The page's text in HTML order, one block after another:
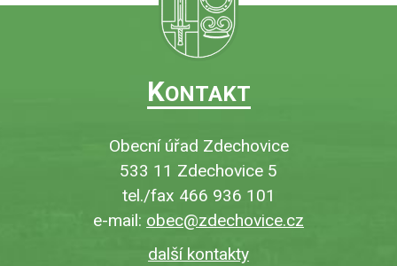
KONTAKT
Obecní úřad Zdechovice
533 11 Zdechovice 5
tel./fax 466 936 101
e-mail: obec@zdechovice.cz
další kontakty